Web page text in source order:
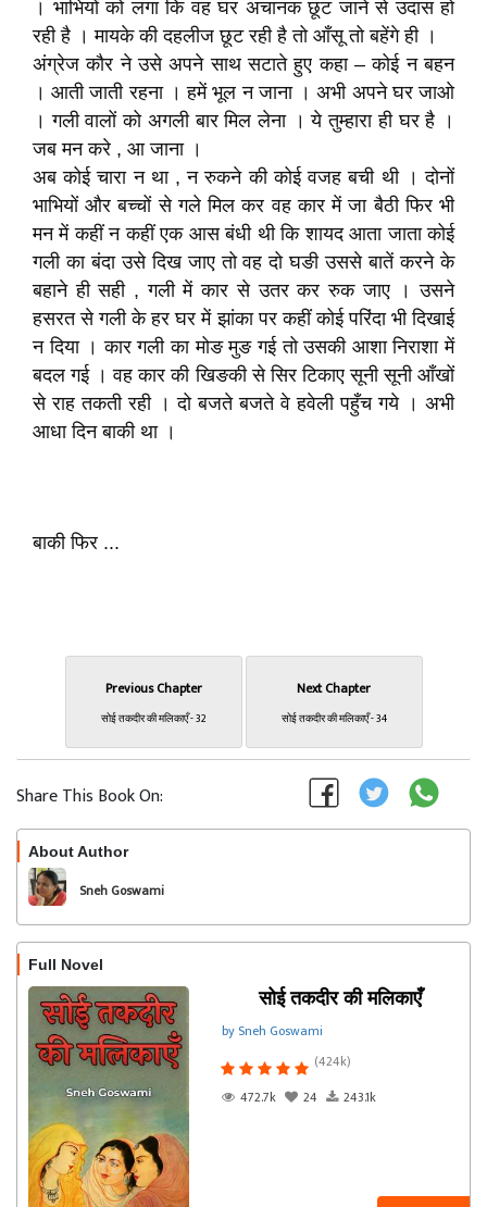
। भाभियों को लगा कि वह घर अचानक छूट जाने से उदास हो
रही है । मायके की दहलीज छूट रही है तो आँसू तो बहेंगे ही ।
अंग्रेज कौर ने उसे अपने साथ सटाते हुए कहा – कोई न बहन
। आती जाती रहना । हमें भूल न जाना । अभी अपने घर जाओ
। गली वालों को अगली बार मिल लेना । ये तुम्हारा ही घर है ।
जब मन करे , आ जाना ।
अब कोई चारा न था , न रुकने की कोई वजह बची थी । दोनों
भाभियों और बच्चों से गले मिल कर वह कार में जा बैठी फिर भी
मन में कहीं न कहीं एक आस बंधी थी कि शायद आता जाता कोई
गली का बंदा उसे दिख जाए तो वह दो घङी उससे बातें करने के
बहाने ही सही , गली में कार से उतर कर रुक जाए । उसने
हसरत से गली के हर घर में झांका पर कहीं कोई परिंदा भी दिखाई
न दिया । कार गली का मोङ मुङ गई तो उसकी आशा निराशा में
बदल गई । वह कार की खिङकी से सिर टिकाए सूनी सूनी आँखों
से राह तकती रही । दो बजते बजते वे हवेली पहुँच गये । अभी
आधा दिन बाकी था ।
बाकी फिर ...
Previous Chapter
सोई तकदीर की मलिकाएँ - 32
Next Chapter
सोई तकदीर की मलिकाएँ - 34
Share This Book On:
About Author
Sneh Goswami
Full Novel
सोई तकदीर की मलिकाएँ
by Sneh Goswami
(424k)
472.7k
24 243.1k